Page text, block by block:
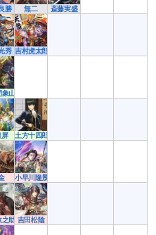
勝 無二 斎藤実盛
秀 吉村虎太郎
山
屏 土方十四郎
小早川隆景
之助 吉田松陰